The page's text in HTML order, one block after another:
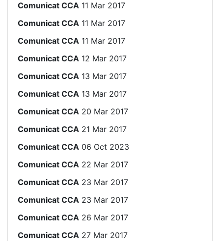
Comunicat CCA 11 Mar 2017
Comunicat CCA 11 Mar 2017
Comunicat CCA 11 Mar 2017
Comunicat CCA 12 Mar 2017
Comunicat CCA 13 Mar 2017
Comunicat CCA 13 Mar 2017
Comunicat CCA 20 Mar 2017
Comunicat CCA 21 Mar 2017
Comunicat CCA 06 Oct 2023
Comunicat CCA 22 Mar 2017
Comunicat CCA 23 Mar 2017
Comunicat CCA 23 Mar 2017
Comunicat CCA 26 Mar 2017
Comunicat CCA 27 Mar 2017